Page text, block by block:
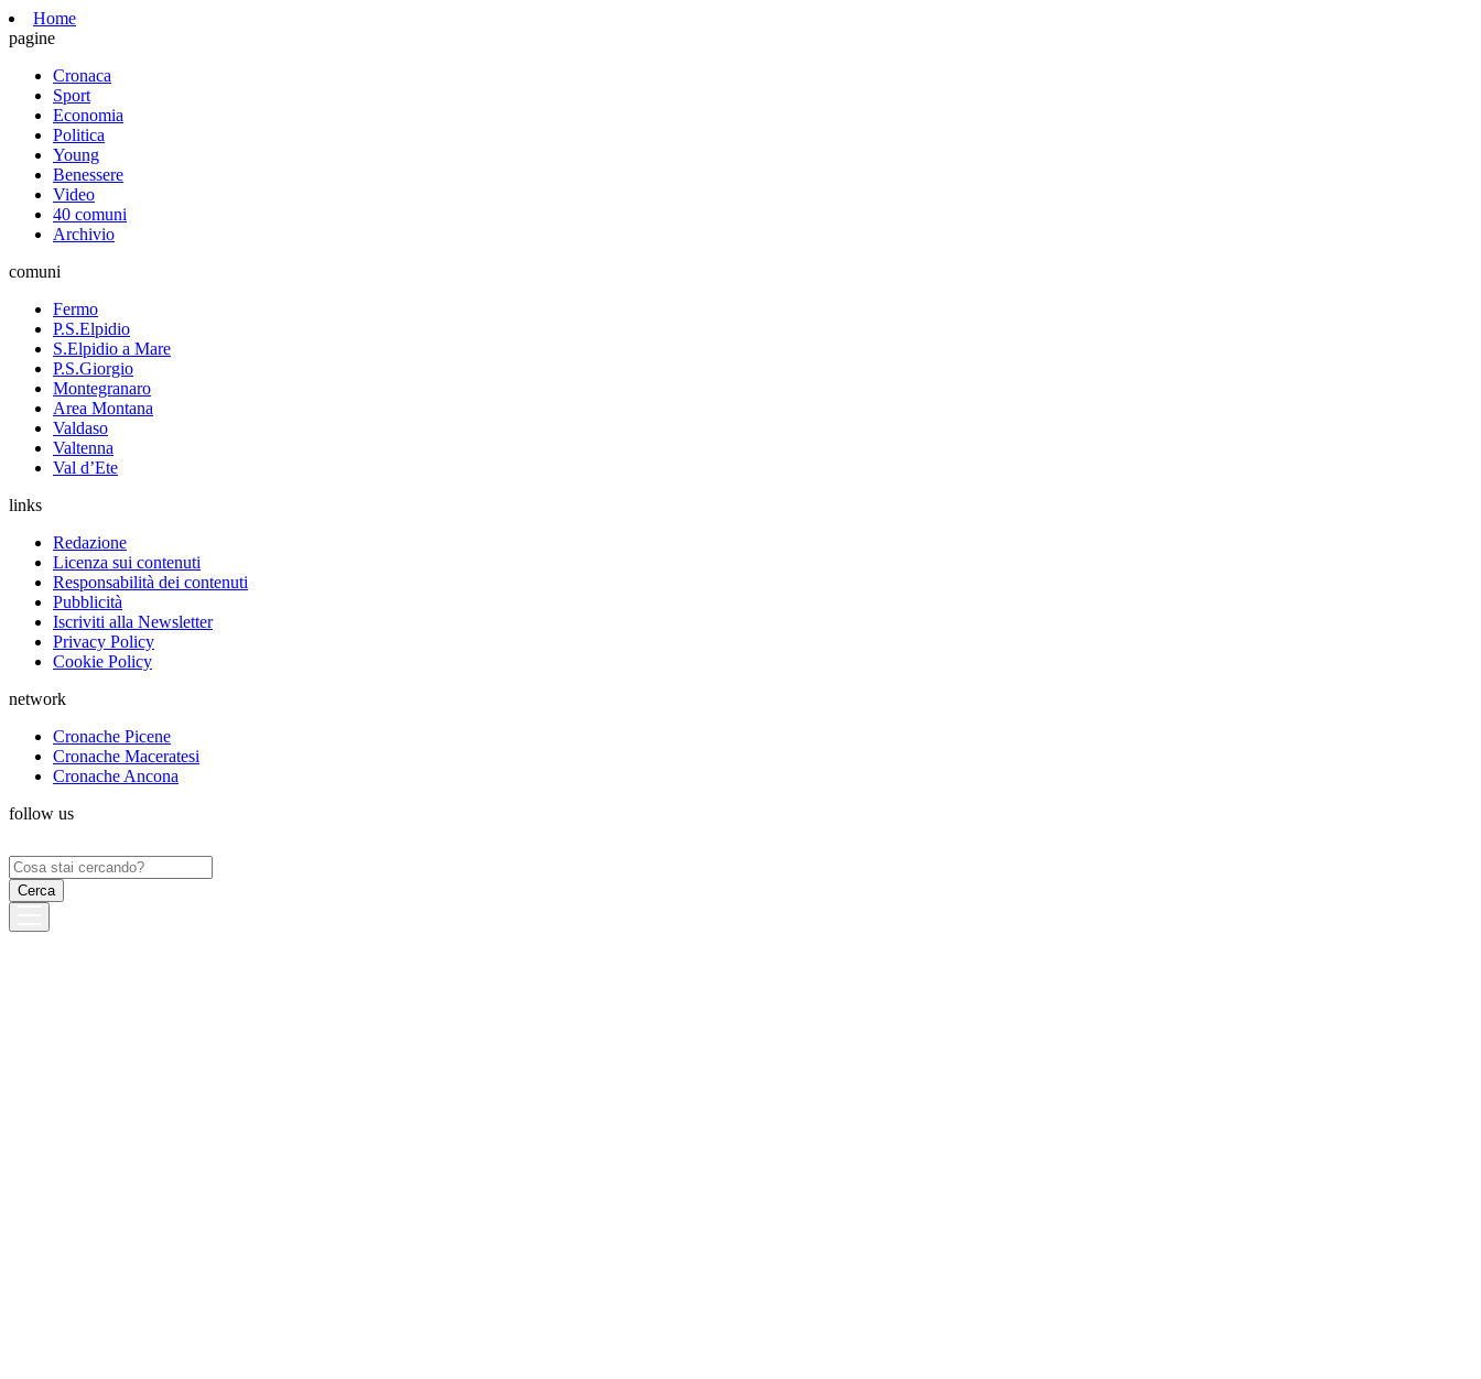
Home
pagine
Cronaca
Sport
Economia
Politica
Young
Benessere
Video
40 comuni
Archivio
comuni
Fermo
P.S.Elpidio
S.Elpidio a Mare
P.S.Giorgio
Montegranaro
Area Montana
Valdaso
Valtenna
Val d’Ete
links
Redazione
Licenza sui contenuti
Responsabilità dei contenuti
Pubblicità
Iscriviti alla Newsletter
Privacy Policy
Cookie Policy
network
Cronache Picene
Cronache Maceratesi
Cronache Ancona
follow us
Ricerca
per: